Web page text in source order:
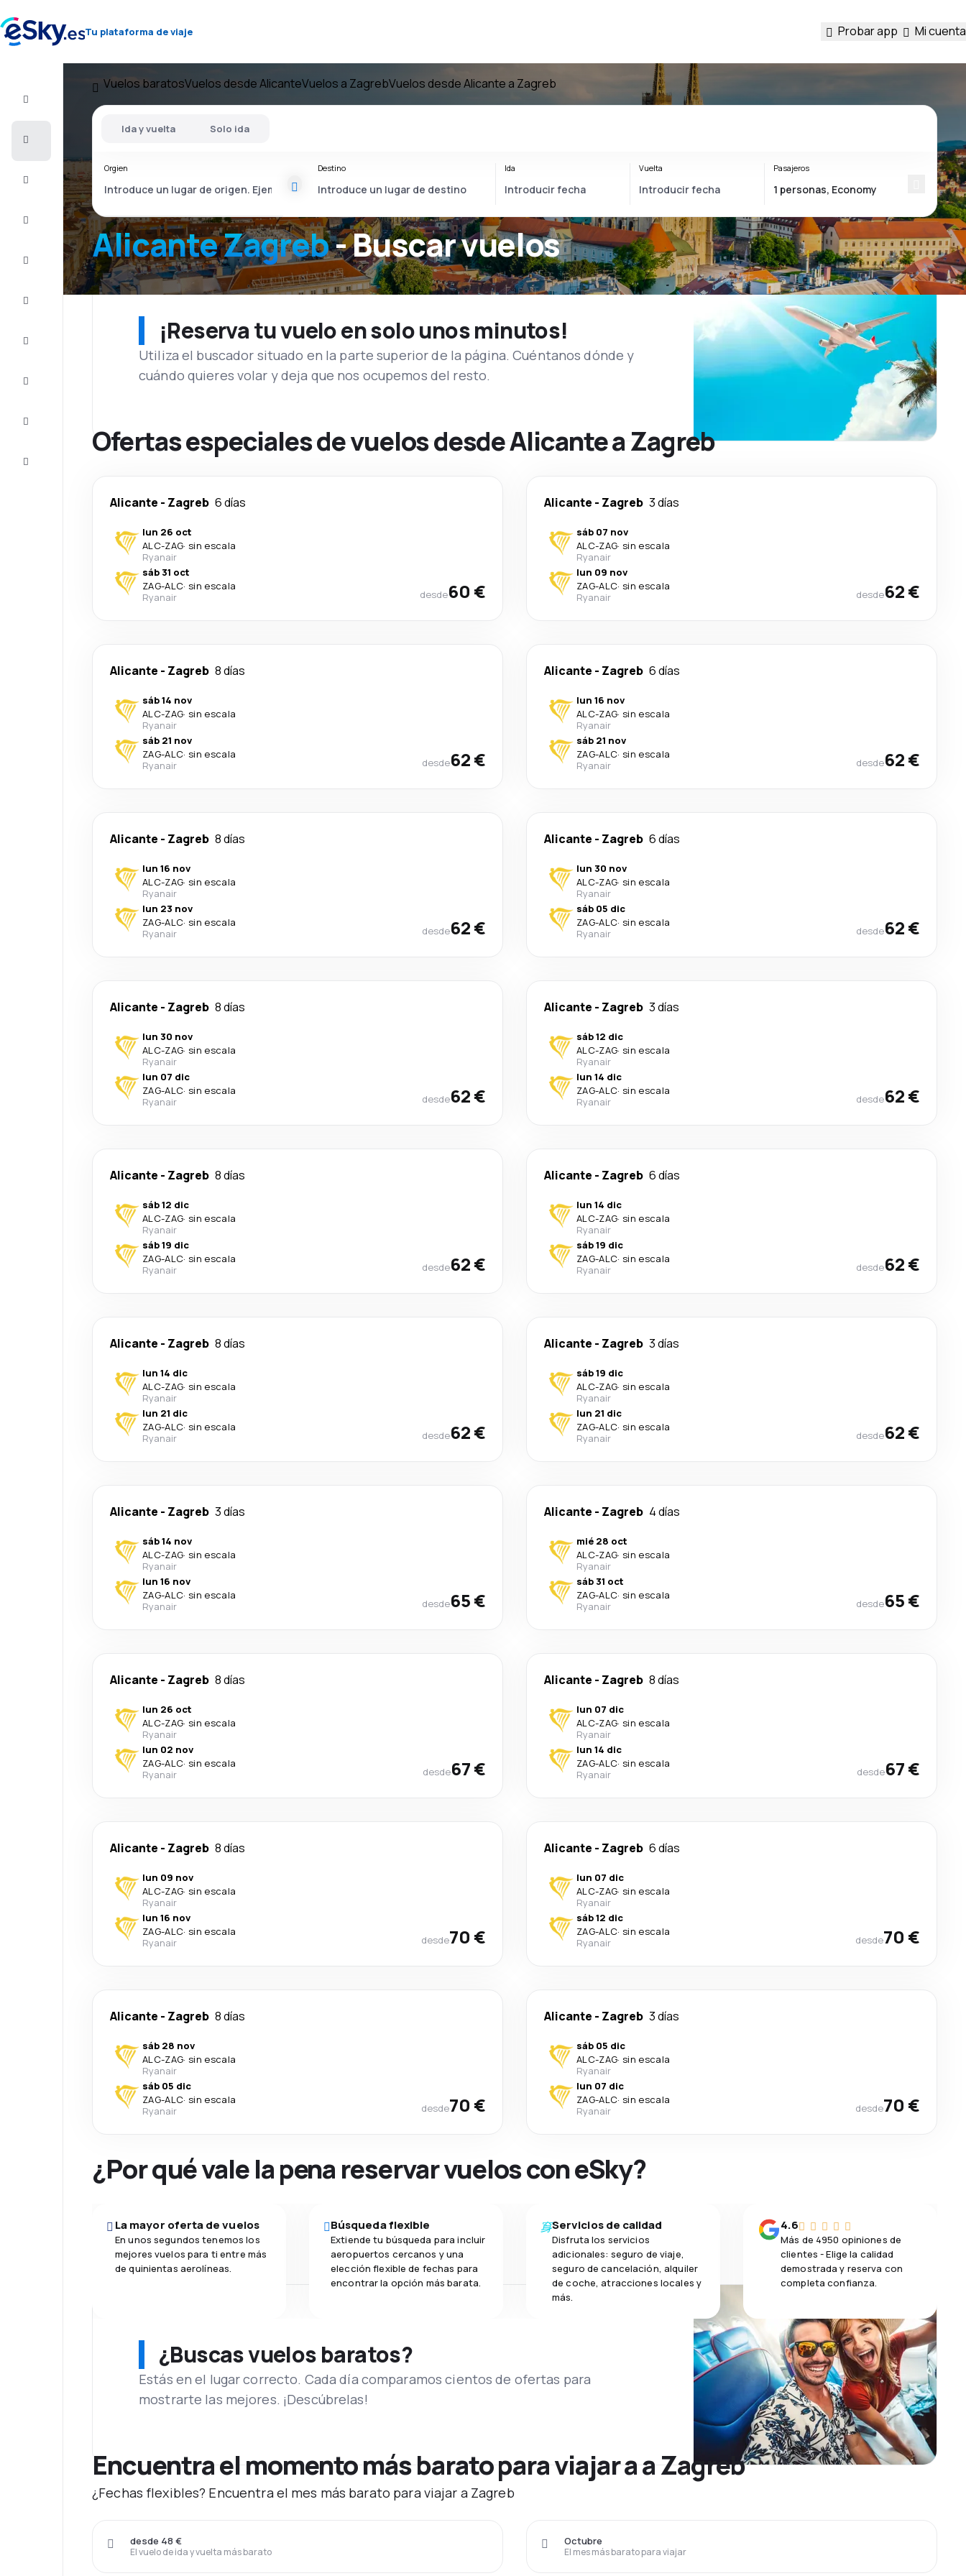
Tu plataforma de viaje Probar app Mi cuenta
Vacaciones
Escapadas
Vuelos baratosVuelos desde AlicanteVuelos a ZagrebVuelos desde Alicante a Zagreb
Alicante Zagreb- Buscar vuelos
Ida y vuelta Solo ida
Orgien Destino Ida Vuelta Pasajeros
¡Reserva tu vuelo en solo unos minutos!
Utiliza el buscador situado en la parte superior de la página. Cuéntanos dónde y
cuándo quieres volar y deja que nos ocupemos del resto.
Ofertas especiales de vuelos desde Alicante a Zagreb
Alicante - Zagreb 6 días
lun 26 oct
ALC-ZAG· sin escala
Ryanair
sáb 31 oct
ZAG-ALC· sin escala
Ryanair
desde60 €
Alicante - Zagreb 3 días
sáb 07 nov
ALC-ZAG· sin escala
Ryanair
lun 09 nov
ZAG-ALC· sin escala
Ryanair
desde62 €
Alicante - Zagreb 8 días
sáb 14 nov
ALC-ZAG· sin escala
Ryanair
sáb 21 nov
ZAG-ALC· sin escala
Ryanair
desde62 €
Alicante - Zagreb 6 días
lun 16 nov
ALC-ZAG· sin escala
Ryanair
sáb 21 nov
ZAG-ALC· sin escala
Ryanair
desde62 €
Alicante - Zagreb 8 días
lun 16 nov
ALC-ZAG· sin escala
Ryanair
lun 23 nov
ZAG-ALC· sin escala
Ryanair
desde62 €
Alicante - Zagreb 6 días
lun 30 nov
ALC-ZAG· sin escala
Ryanair
sáb 05 dic
ZAG-ALC· sin escala
Ryanair
desde62 €
Alicante - Zagreb 8 días
lun 30 nov
ALC-ZAG· sin escala
Ryanair
lun 07 dic
ZAG-ALC· sin escala
Ryanair
desde62 €
Alicante - Zagreb 3 días
sáb 12 dic
ALC-ZAG· sin escala
Ryanair
lun 14 dic
ZAG-ALC· sin escala
Ryanair
desde62 €
Alicante - Zagreb 8 días
sáb 12 dic
ALC-ZAG· sin escala
Ryanair
sáb 19 dic
ZAG-ALC· sin escala
Ryanair
desde62 €
Alicante - Zagreb 6 días
lun 14 dic
ALC-ZAG· sin escala
Ryanair
sáb 19 dic
ZAG-ALC· sin escala
Ryanair
desde62 €
Alicante - Zagreb 8 días
lun 14 dic
ALC-ZAG· sin escala
Ryanair
lun 21 dic
ZAG-ALC· sin escala
Ryanair
desde62 €
Alicante - Zagreb 3 días
sáb 19 dic
ALC-ZAG· sin escala
Ryanair
lun 21 dic
ZAG-ALC· sin escala
Ryanair
desde62 €
Alicante - Zagreb 3 días
sáb 14 nov
ALC-ZAG· sin escala
Ryanair
lun 16 nov
ZAG-ALC· sin escala
Ryanair
desde65 €
Alicante - Zagreb 4 días
mié 28 oct
ALC-ZAG· sin escala
Ryanair
sáb 31 oct
ZAG-ALC· sin escala
Ryanair
desde65 €
Alicante - Zagreb 8 días
lun 26 oct
ALC-ZAG· sin escala
Ryanair
lun 02 nov
ZAG-ALC· sin escala
Ryanair
desde67 €
Alicante - Zagreb 8 días
lun 07 dic
ALC-ZAG· sin escala
Ryanair
lun 14 dic
ZAG-ALC· sin escala
Ryanair
desde67 €
Alicante - Zagreb 8 días
lun 09 nov
ALC-ZAG· sin escala
Ryanair
lun 16 nov
ZAG-ALC· sin escala
Ryanair
desde70 €
Alicante - Zagreb 6 días
lun 07 dic
ALC-ZAG· sin escala
Ryanair
sáb 12 dic
ZAG-ALC· sin escala
Ryanair
desde70 €
Alicante - Zagreb 8 días
sáb 28 nov
ALC-ZAG· sin escala
Ryanair
sáb 05 dic
ZAG-ALC· sin escala
Ryanair
desde70 €
Alicante - Zagreb 3 días
sáb 05 dic
ALC-ZAG· sin escala
Ryanair
lun 07 dic
ZAG-ALC· sin escala
Ryanair
desde70 €
¿Por qué vale la pena reservar vuelos con eSky?
La mayor oferta de vuelos
En unos segundos tenemos los
mejores vuelos para ti entre más
de quinientas aerolíneas.
Búsqueda flexible
Extiende tu búsqueda para incluir
aeropuertos cercanos y una
elección flexible de fechas para
encontrar la opción más barata.
Servicios de calidad
Disfruta los servicios
adicionales: seguro de viaje,
seguro de cancelación, alquiler
de coche, atracciones locales y
más.
4.6
Más de 4950 opiniones de
clientes - Elige la calidad
demostrada y reserva con
completa confianza.
¿Buscas vuelos baratos?
Estás en el lugar correcto. Cada día comparamos cientos de ofertas para
mostrarte las mejores. ¡Descúbrelas!
Encuentra el momento más barato para viajar a a Zagreb
¿Fechas flexibles? Encuentra el mes más barato para viajar a Zagreb
El vuelo de ida y vuelta más barato
desde 48 €
El mes más barato para viajar
Octubre